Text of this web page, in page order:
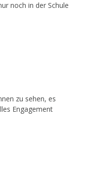
noch in der Schule
zu sehen, es
Engagement